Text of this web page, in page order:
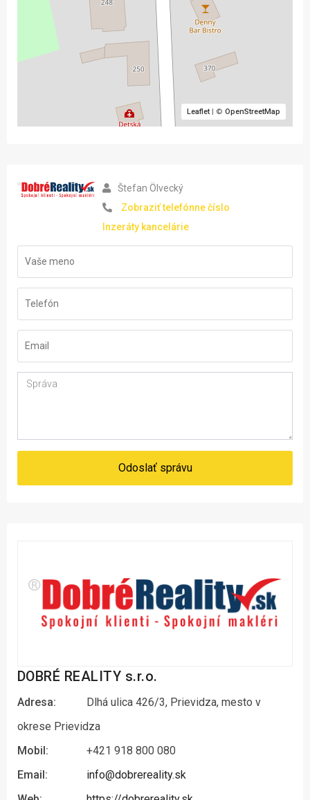
Leaflet| © OpenStreetMap
Štefan Ölvecký
Zobraziť telefónne číslo
Inzeráty kancelárie
Odoslať správu
DOBRÉ REALITY s.r.o.
Adresa:
Dlhá ulica 426/3, Prievidza, mesto v
okrese Prievidza
Mobil:
+421 918 800 080
Email:
info@dobrereality.sk